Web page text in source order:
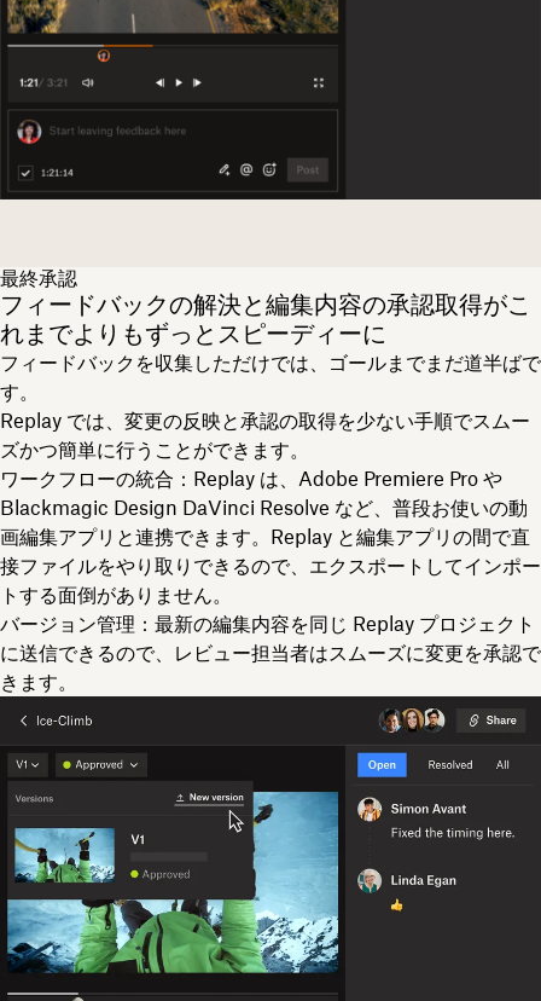
最終承認
フィードバックの解決と編集内容の承認取得がこ
れまでよりもずっとスピーディーに
フィードバックを収集しただけでは、ゴールまでまだ道半ばで
す。
Replay では、変更の反映と承認の取得を少ない手順でスムー
ズかつ簡単に行うことができます。
ワークフローの統合 ：Replay は、Adobe Premiere Pro や
Blackmagic Design DaVinci Resolve など、普段お使いの動
画編集アプリと連携できます。Replay と編集アプリの間で直
接ファイルをやり取りできるので、エクスポートしてインポー
トする面倒がありません。
バージョン管理 ：最新の編集内容を同じ Replay プロジェクト
に送信できるので、レビュー担当者はスムーズに変更を承認で
きます。